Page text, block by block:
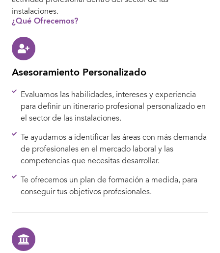
instalaciones.
¿Qué Ofrecemos?
Asesoramiento Personalizado
Evaluamos las habilidades, intereses y experiencia
para definir un itinerario profesional personalizado en
el sector de las instalaciones.
Te ayudamos a identificar las áreas con más demanda
de profesionales en el mercado laboral y las
competencias que necesitas desarrollar.
Te ofrecemos un plan de formación a medida, para
conseguir tus objetivos profesionales.